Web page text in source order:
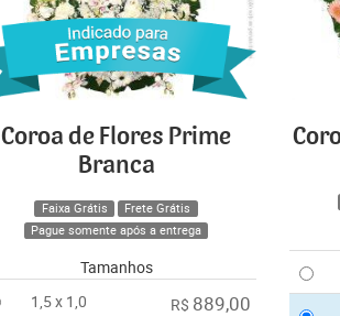
Coroa de Flores Prime
Branca
Faixa Grátis
Frete Grátis
Pague somente após a entrega
Tamanhos
1,5 x 1,0
R$ 889,00